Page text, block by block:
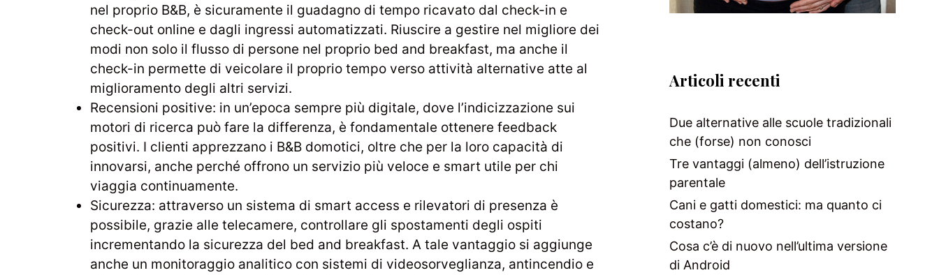
nel proprio B&B, è sicuramente il guadagno di tempo ricavato dal check-in e
check-out online e dagli ingressi automatizzati. Riuscire a gestire nel migliore dei
modi non solo il flusso di persone nel proprio bed and breakfast, ma anche il
check-in permette di veicolare il proprio tempo verso attività alternative atte al
miglioramento degli altri servizi.
Recensioni positive: in un’epoca sempre più digitale, dove l’indicizzazione sui
motori di ricerca può fare la differenza, è fondamentale ottenere feedback
positivi. I clienti apprezzano i B&B domotici, oltre che per la loro capacità di
innovarsi, anche perché offrono un servizio più veloce e smart utile per chi
viaggia continuamente.
Sicurezza: attraverso un sistema di smart access e rilevatori di presenza è
possibile, grazie alle telecamere, controllare gli spostamenti degli ospiti
incrementando la sicurezza del bed and breakfast. A tale vantaggio si aggiunge
anche un monitoraggio analitico con sistemi di videosorveglianza, antincendio e
Articoli recenti
Due alternative alle scuole tradizionali
che (forse) non conosci
Tre vantaggi (almeno) dell’istruzione
parentale
Cani e gatti domestici: ma quanto ci
costano?
Cosa c’è di nuovo nell’ultima versione
di Android